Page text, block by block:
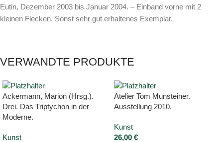
Eutin, Dezember 2003 bis Januar 2004. – Einband vorne mit 2
kleinen Flecken. Sonst sehr gut erhaltenes Exemplar.
VERWANDTE PRODUKTE
Ackermann, Marion (Hrsg.).
Drei. Das Triptychon in der
Moderne.
Kunst
Atelier Tom Munsteiner.
Ausstellung 2010.
Kunst
26,00 €